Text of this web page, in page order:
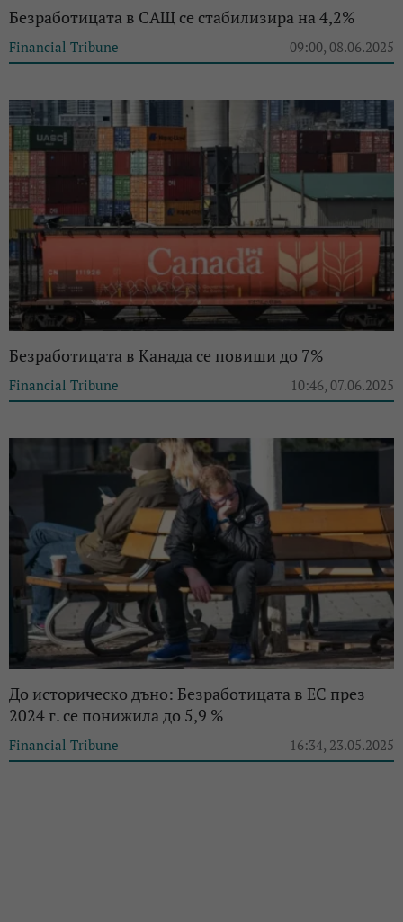
Безработицата в САЩ се стабилизира на 4,2%
Financial Tribune 09:00, 08.06.2025
Безработицата в Канада се повиши до 7%
Financial Tribune 10:46, 07.06.2025
До историческо дъно: Безработицата в ЕС през
2024 г. се понижила до 5,9 %
Financial Tribune 16:34, 23.05.2025